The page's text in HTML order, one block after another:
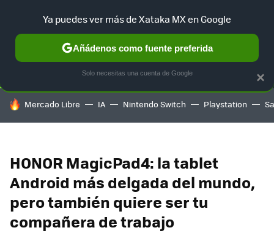
SELECCIÓN GAMING HOME AUTO TERRITORIO
HOY SE HABLA DE
Mercado Libre IA Nintendo Switch Playstation
HONOR MagicPad4: la tablet
Android más delgada del mundo,
pero también quiere ser tu
compañera de trabajo
×
Ya puedes ver más de Xataka MX en Google
Añádenos como fuente preferida
Solo necesitas una cuenta de Google